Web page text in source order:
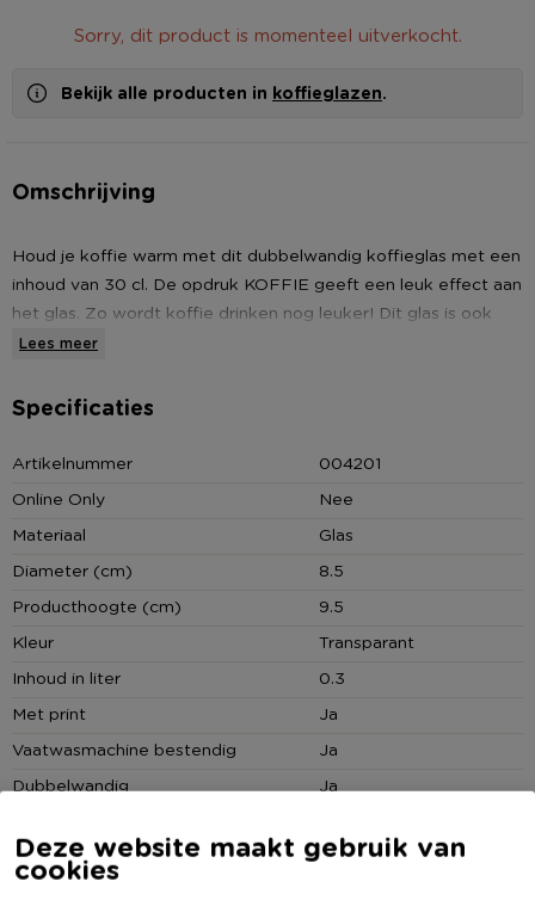
Deze website maakt gebruik van
cookies
Sorry, dit product is momenteel uitverkocht.
Bekijk alle producten in koffieglazen.
Omschrijving
Houd je koffie warm met dit dubbelwandig koffieglas met een
inhoud van 30 cl. De opdruk KOFFIE geeft een leuk effect aan
het glas. Zo wordt koffie drinken nog leuker! Dit glas is ook
verkrijgbaar in andere varianten.
Dubbelwandig koffieglas
Inhoud 30 cl
Drank blijft lang warm
Met mooie opdruk KOFFIE
Lees meer
Specificaties
Artikelnummer
004201
Online Only
Nee
Materiaal
Glas
Diameter (cm)
8.5
Producthoogte (cm)
9.5
Kleur
Transparant
Inhoud in liter
0.3
Met print
Ja
Vaatwasmachine bestendig
Ja
Dubbelwandig
Ja
Duurzaamheidsscore
bekend